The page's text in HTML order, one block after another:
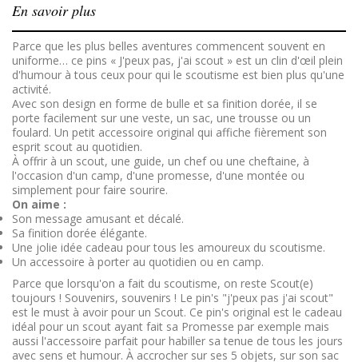
En savoir plus
Parce que les plus belles aventures commencent souvent en
uniforme… ce pins « J'peux pas, j'ai scout » est un clin d'œil plein
d'humour à tous ceux pour qui le scoutisme est bien plus qu'une
activité.
Avec son design en forme de bulle et sa finition dorée, il se
porte facilement sur une veste, un sac, une trousse ou un
foulard. Un petit accessoire original qui affiche fièrement son
esprit scout au quotidien.
À offrir à un scout, une guide, un chef ou une cheftaine, à
l'occasion d'un camp, d'une promesse, d'une montée ou
simplement pour faire sourire.
On aime :
Son message amusant et décalé.
Sa finition dorée élégante.
Une jolie idée cadeau pour tous les amoureux du scoutisme.
Un accessoire à porter au quotidien ou en camp.
Parce que lorsqu'on a fait du scoutisme, on reste Scout(e)
toujours ! Souvenirs, souvenirs ! Le pin's "j'peux pas j'ai scout"
est le must à avoir pour un Scout. Ce pin's original est le cadeau
idéal pour un scout ayant fait sa Promesse par exemple mais
aussi l'accessoire parfait pour habiller sa tenue de tous les jours
avec sens et humour. À accrocher sur ses 5 objets, sur son sac